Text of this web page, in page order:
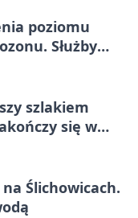
poziomu
Służby
szlakiem
się w
Ślichowicach.